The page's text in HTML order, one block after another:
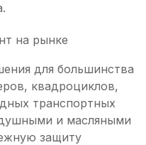
на рынке
для большинства
квадроциклов,
транспортных
и масляными
защиту